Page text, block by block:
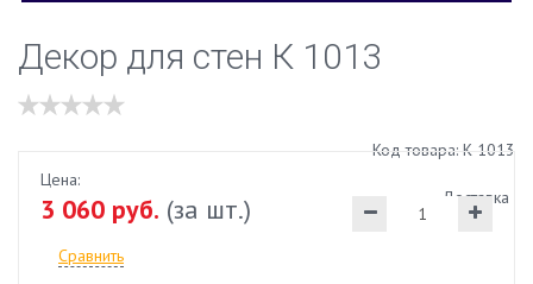
Декор для стен К 1013
Код товара: К 1013
Доставка
Цена:
3 060 руб. (за шт.)
Сравнить